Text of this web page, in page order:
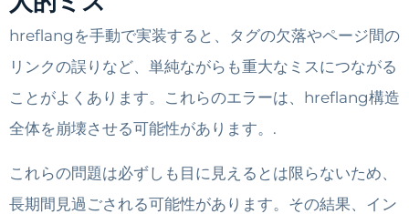
hreflangを手動で実装すると、タグの欠落やページ間の
リンクの誤りなど、単純ながらも重大なミスにつながる
ことがよくあります。これらのエラーは、hreflang構造
全体を崩壊させる可能性があります。.
これらの問題は必ずしも目に見えるとは限らないため、
長期間見過ごされる可能性があります。その結果、イン